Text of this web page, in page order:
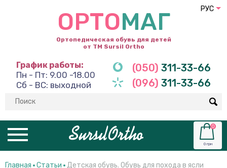
ОРТОМАГ
Ортопедическая обувь для детей
от ТМ Sursil Ortho
График работы:
Пн - Пт: 9.00 -18.00
Сб - ВС: выходной
(050) 311-33-66
(096) 311-33-66
0
0 грн
РУС
Главная Статьи Детская обувь. Обувь для похода в ясли